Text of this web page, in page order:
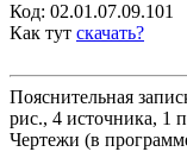
Код: 02.01.07.09.101
Как тут скачать?
Пояснительная
рис., 4 источника, 1
Чертежи (в